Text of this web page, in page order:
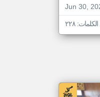
Jun 30,
٢٢٨